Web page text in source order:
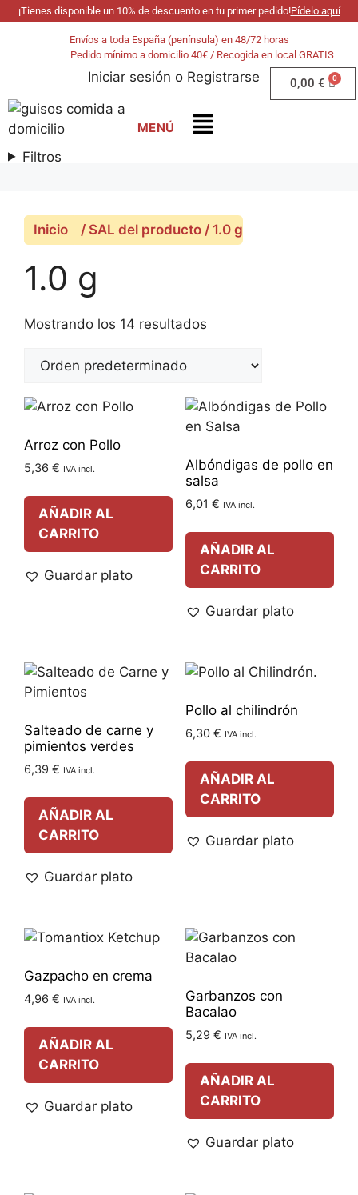
¡Tienes disponible un 10% de descuento en tu primer pedido!Pídelo aquí
Envíos a toda España (península) en 48/72 horas
Pedido mínimo a domicilio 40€ / Recogida en local GRATIS
Iniciar sesión o Registrarse 0,00 €
Filtros
Inicio / SAL del producto / 1.0 g
1.0 g
Mostrando los 14 resultados
Arroz con Pollo
5,36 € IVA incl.
AÑADIR AL
CARRITO
Guardar plato
Albóndigas de pollo en
salsa
6,01 € IVA incl.
AÑADIR AL
CARRITO
Guardar plato
Salteado de carne y
pimientos verdes
6,39 € IVA incl.
AÑADIR AL
CARRITO
Guardar plato
Pollo al chilindrón
6,30 € IVA incl.
AÑADIR AL
CARRITO
Guardar plato
Gazpacho en crema
4,96 € IVA incl.
AÑADIR AL
CARRITO
Guardar plato
Garbanzos con
Bacalao
5,29 € IVA incl.
AÑADIR AL
CARRITO
Guardar plato